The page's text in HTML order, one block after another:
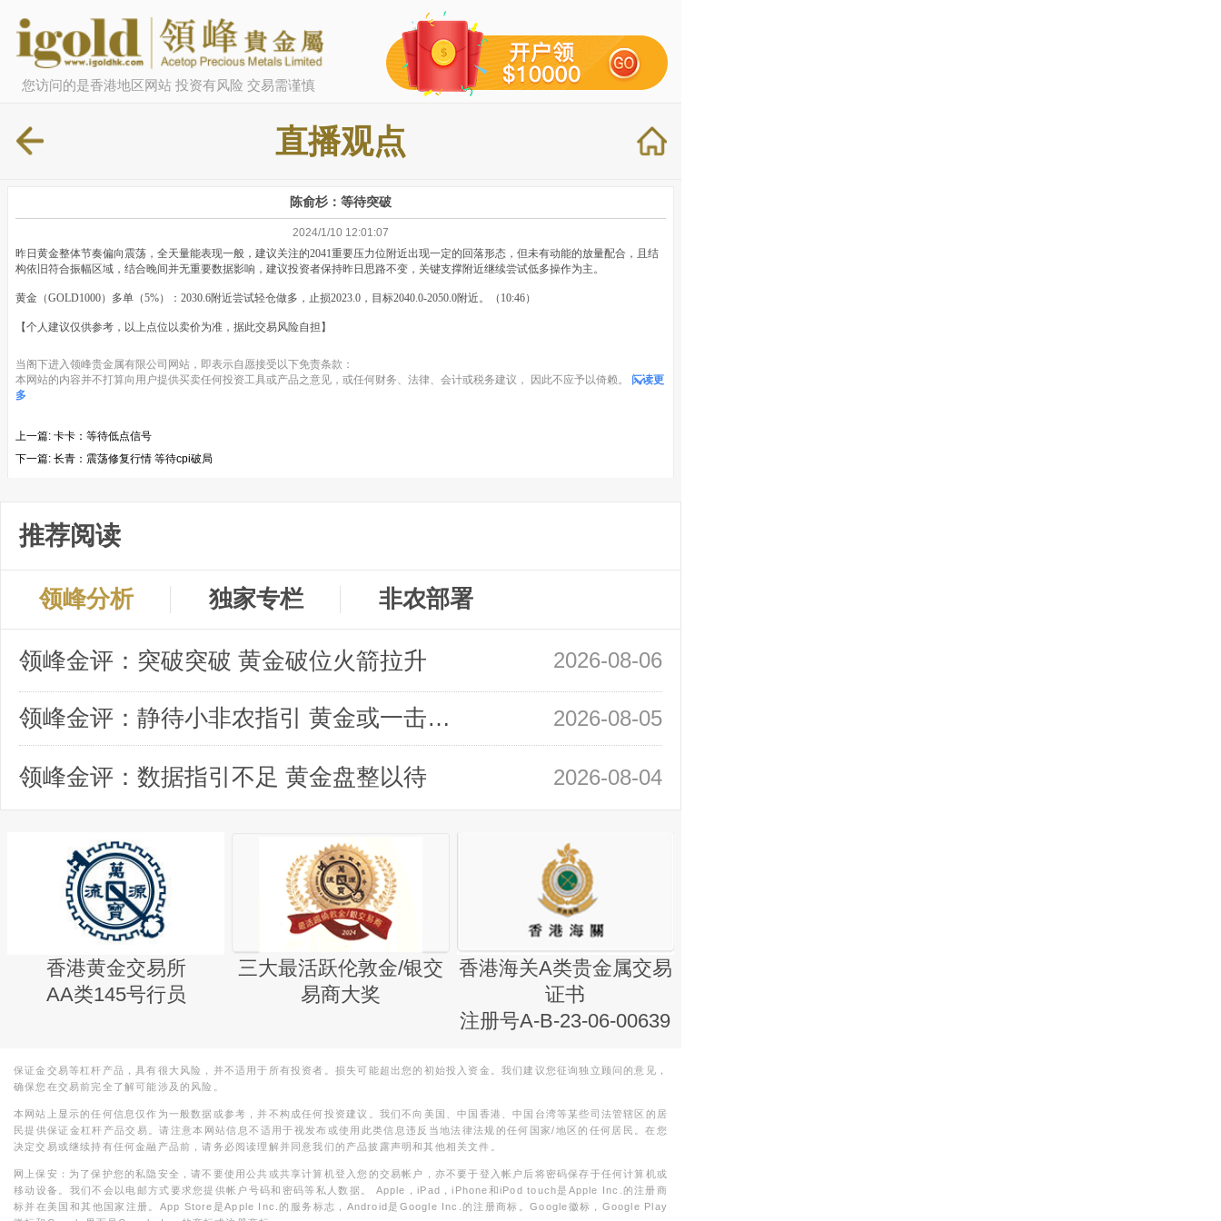
您访问的是香港地区网站 投资有风险 交易需谨慎
直播观点
陈俞杉：等待突破
2024/1/10 12:01:07
昨日黄金整体节奏偏向震荡，全天量能表现一般，建议关注的2041重要压力位附近出现一定的回落形态，但未有动能的放量配合，且结
构依旧符合振幅区域，结合晚间并无重要数据影响，建议投资者保持昨日思路不变，关键支撑附近继续尝试低多操作为主。
黄金（GOLD1000）多单（5%）：2030.6附近尝试轻仓做多，止损2023.0，目标2040.0-2050.0附近。（10:46）
【个人建议仅供参考，以上点位以卖价为准，据此交易风险自担】
当阁下进入领峰贵金属有限公司网站，即表示自愿接受以下免责条款：
本网站的内容并不打算向用户提供买卖任何投资工具或产品之意见，或任何财务、法律、会计或税务建议， 因此不应予以倚赖。
阅读更
多
上一篇: 卡卡：等待低点信号
下一篇: 长青：震荡修复行情 等待cpi破局
推荐阅读
领峰分析 独家专栏 非农部署
领峰金评：突破突破 黄金破位火箭拉升 2026-08-06
领峰金评：静待小非农指引 黄金或一击破局 2026-08-05
领峰金评：数据指引不足 黄金盘整以待 2026-08-04
香港黄金交易所
AA类145号行员
三大最活跃伦敦金/银交
易商大奖
香港海关A类贵金属交易
证书
注册号A-B-23-06-00639
保证金交易等杠杆产品，具有很大风险，并不适用于所有投资者。损失可能超出您的初始投入资金。我们建议您征询独立顾问的意见，
确保您在交易前完全了解可能涉及的风险。
本网站上显示的任何信息仅作为一般数据或参考，并不构成任何投资建议。我们不向美国、中国香港、中国台湾等某些司法管辖区的居
民提供保证金杠杆产品交易。请注意本网站信息不适用于视发布或使用此类信息违反当地法律法规的任何国家/地区的任何居民。在您
决定交易或继续持有任何金融产品前，请务必阅读理解并同意我们的产品披露声明和其他相关文件。
网上保安：为了保护您的私隐安全，请不要使用公共或共享计算机登入您的交易帐户，亦不要于登入帐户后将密码保存于任何计算机或
移动设备。我们不会以电邮方式要求您提供帐户号码和密码等私人数据。 Apple，iPad，iPhone和iPod touch是Apple Inc.的注册商
标并在美国和其他国家注册。App Store是Apple Inc.的服务标志，Android是Google Inc.的注册商标。Google徽标，Google Play